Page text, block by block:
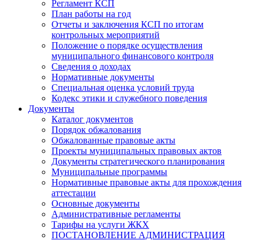
Регламент КСП
План работы на год
Отчеты и заключения КСП по итогам
контрольных мероприятий
Положение о порядке осуществления
муниципального финансового контроля
Сведения о доходах
Нормативные документы
Специальная оценка условий труда
Кодекс этики и служебного поведения
Документы
Каталог документов
Порядок обжалования
Обжалованные правовые акты
Проекты муниципальных правовых актов
Документы стратегического планирования
Муниципальные программы
Нормативные правовые акты для прохождения
аттестации
Основные документы
Административные регламенты
Тарифы на услуги ЖКХ
ПОСТАНОВЛЕНИЕ АДМИНИСТРАЦИЯ